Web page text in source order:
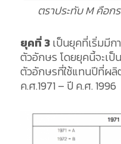
ตราประทับ M คือก
ยุคที่ 3เป็นยุคที่เริ่มมี
ตัวอักษร โดยยุคนี้จะเ
ตัวอักษรที่ใช้แทนปีที่ผลิ
ค.ศ.1971 – ปี ค.ศ. 1996